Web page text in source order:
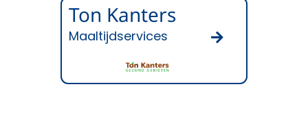
Ton Kanters
Maaltijdservices